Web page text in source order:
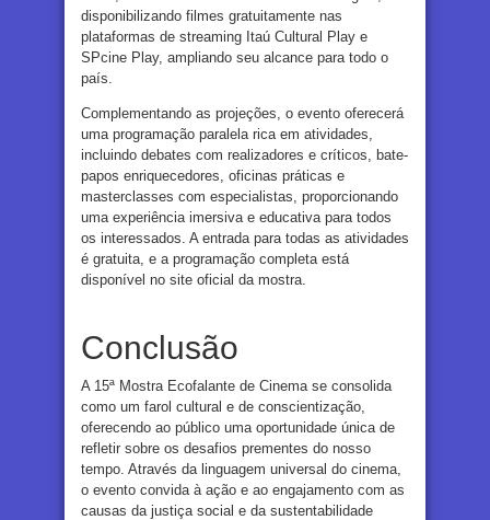
disponibilizando filmes gratuitamente nas
plataformas de streaming Itaú Cultural Play e
SPcine Play, ampliando seu alcance para todo o
país.
Complementando as projeções, o evento oferecerá
uma programação paralela rica em atividades,
incluindo debates com realizadores e críticos, bate-
papos enriquecedores, oficinas práticas e
masterclasses com especialistas, proporcionando
uma experiência imersiva e educativa para todos
os interessados. A entrada para todas as atividades
é gratuita, e a programação completa está
disponível no site oficial da mostra.
Conclusão
A 15ª Mostra Ecofalante de Cinema se consolida
como um farol cultural e de conscientização,
oferecendo ao público uma oportunidade única de
refletir sobre os desafios prementes do nosso
tempo. Através da linguagem universal do cinema,
o evento convida à ação e ao engajamento com as
causas da justiça social e da sustentabilidade